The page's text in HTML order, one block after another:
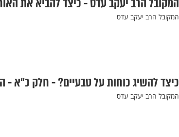
המקובל הרב יעקב עדס
כיצד להשיג כוחות על טבעיים? - חלק כ"א -
המקובל הרב יעקב עדס